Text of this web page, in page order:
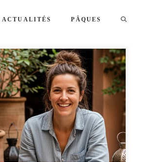
ACTUALITÉS PÂQUES